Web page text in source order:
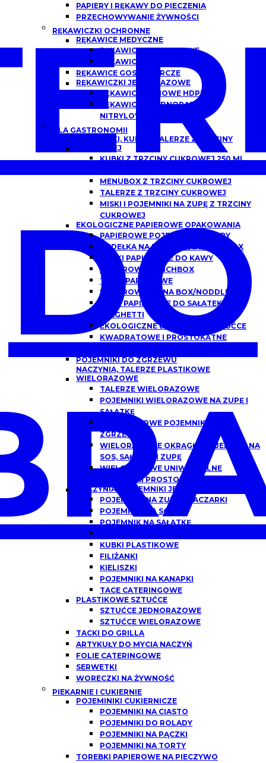
DO
PAPIERY I RĘKAWY DO PIECZENIA
PRZECHOWYWANIE ŻYWNOŚCI
RĘKAWICZKI OCHRONNE
RĘKAWICE MEDYCZNE
RĘKAWICZKI NITRYLOWE
RĘKAWICZKI LATEKSOWE
RĘKAWICE GOSPODARCZE
RĘKAWICZKI JEDNORAZOWE
RĘKAWICE FOLIOWE HDPE
RĘKAWICZKI JEDNORAZOWE
NITRYLOWE
DLA GASTRONOMII
POJEMNIKI, KUBKI I TALERZE Z TRZCINY
CUKROWEJ
KUBKI Z TRZCINY CUKROWEJ 250 ML,
MENUBOX Z TRZCINY CUKROWEJ
TALERZE Z TRZCINY CUKROWEJ
MISKI I POJEMNIKI NA ZUPĘ Z TRZCINY
CUKROWEJ
EKOLOGICZNE PAPIEROWE OPAKOWANIA
PAPIEROWE POJEMNIKI DO ZUPY
PUDEŁKA NA BURGERY/BURGER BOX
KUBKI PAPIEROWE DO KAWY
PAPIEROWE LUNCHBOX
TACKI PAPIEROWE
PAPIEROWE CHINA BOX/NODDLEBOX
MISKI PAPIEROWE DO SAŁATEK,
SPAGHETTI
EKOLOGICZNE DREWNIANE SZTUĆCE
KWADRATOWE I PROSTOKĄTNE
POJEMNIKI DO ZGRZEWU
NACZYNIA, TALERZE PLASTIKOWE
WIELORAZOWE
TALERZE WIELORAZOWE
POJEMNIKI WIELORAZOWE NA ZUPĘ I
SAŁATKĘ
WIELORAZOWE POJEMNIKI DO
ZGRZEWU
WIELORAZOWE OKRĄGŁE POJEMNIKI NA
SOS, SAŁATKĘ I ZUPĘ
WIELORAZOWE UNIWERSALNE
POJEMNIKI PROSTOKĄTNE
NACZYNIA I POJEMNIKI JEDNORAZOWE
POJEMNIKI NA ZUPĘ, FLACZARKI
POJEMNIKI NA SOS
POJEMNIK NA SAŁATKĘ
KUBKI PLASTIKOWE
FILIŻANKI
KIELISZKI
POJEMNIKI NA KANAPKI
TACE CATERINGOWE
PLASTIKOWE SZTUĆCE
SZTUĆCE JEDNORAZOWE
SZTUĆCE WIELORAZOWE
TACKI DO GRILLA
ARTYKUŁY DO MYCIA NACZYŃ
FOLIE CATERINGOWE
SERWETKI
WORECZKI NA ŻYWNOŚĆ
PIEKARNIE I CUKIERNIE
POJEMINIKI CUKIERNICZE
POJEMNIKI NA CIASTO
POJEMNIKI DO ROLADY
POJEMNIKI NA PĄCZKI
POJEMNIKI NA TORTY
TOREBKI PAPIEROWE NA PIECZYWO